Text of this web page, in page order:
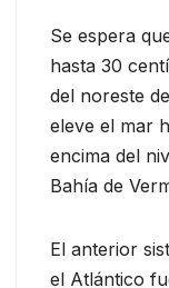
Se espera
hasta 30
del noreste
eleve el mar
encima del
Bahía de
El anterior
el Atlántico